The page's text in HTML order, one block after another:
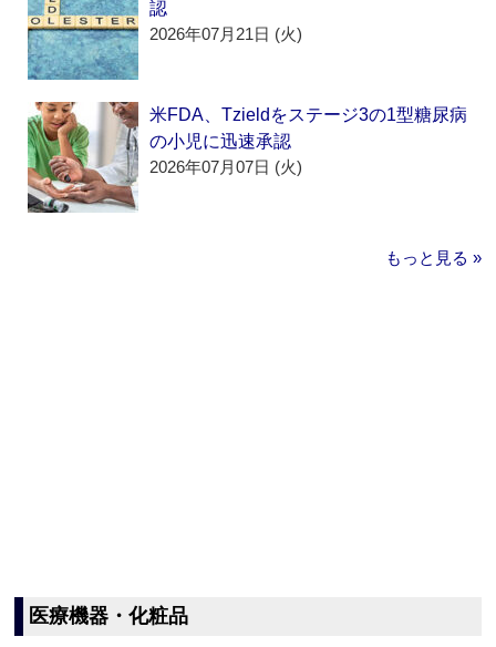
認
2026年07月21日 (火)
米FDA、Tzieldをステージ3の1型糖尿病
の小児に迅速承認
2026年07月07日 (火)
もっと見る »
医療機器・化粧品